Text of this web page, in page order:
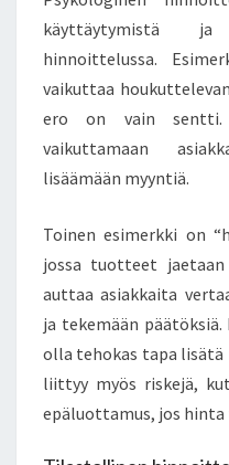
käyttäytymistä
hinnoittelussa.
vaikuttaa
ero on vain sentti.
vaikuttamaan
lisäämään myyntiä.
Toinen esimerkki on
jossa tuotteet
auttaa asiakkaita
ja tekemään
olla tehokas tapa
liittyy myös riskejä,
epäluottamus, jos